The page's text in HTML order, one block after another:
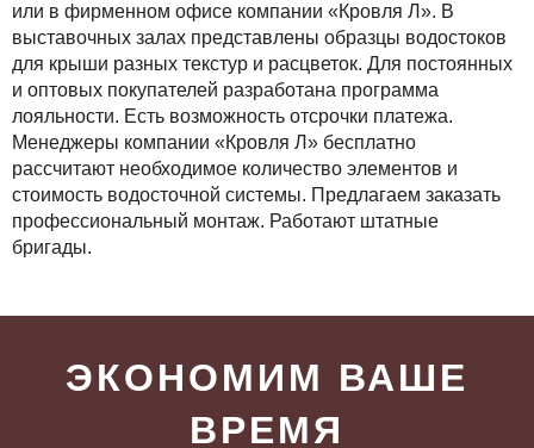
или в фирменном офисе компании «Кровля Л». В
выставочных залах представлены образцы водостоков
для крыши разных текcтур и расцветок. Для постоянных
и оптовых покупателей разработана программа
лояльности. Есть возможность отсрочки платежа.
Менеджеры компании «Кровля Л» бесплатно
рассчитают необходимое количество элементов и
стоимость водосточной системы. Предлагаем заказать
профессиональный монтаж. Работают штатные
бригады.
ЭКОНОМИМ ВАШЕ
ВРЕМЯ